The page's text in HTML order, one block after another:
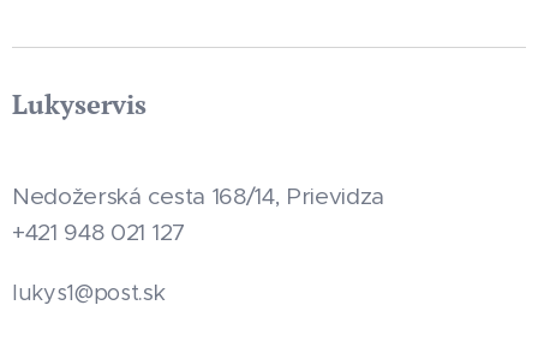
Lukyservis
Nedožerská cesta 168/14, Prievidza
+421 948 021 127
lukys1@post.sk